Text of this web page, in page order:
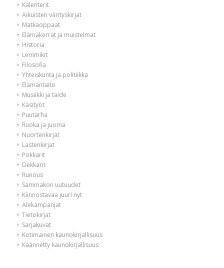
Kalenterit
Aikuisten värityskirjat
Matkaoppaat
Elämäkerrat ja muistelmat
Historia
Lemmikit
Filosofia
Yhteiskunta ja politiikka
Elämäntaito
Musiikki ja taide
Käsityöt
Puutarha
Ruoka ja juoma
Nuortenkirjat
Lastenkirjat
Pokkarit
Dekkarit
Runous
Sammakon uutuudet
Kiinnostavaa juuri nyt
Alekampanjat
Tietokirjat
Sarjakuvat
Kotimainen kaunokirjallisuus
Käännetty kaunokirjallisuus